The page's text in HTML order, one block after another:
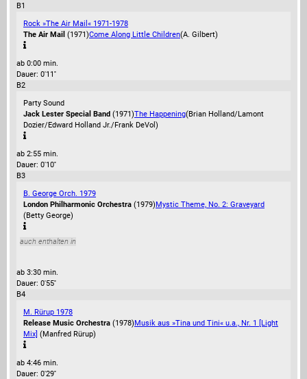
B1
Rock »The Air Mail« 1971-1978
The Air Mail (1971)Come Along Little Children(A. Gilbert)
ab 0:00 min.
Dauer: 0'11''
B2
Party Sound
Jack Lester Special Band (1971)The Happening(Brian Holland/Lamont
Dozier/Edward Holland Jr./Frank DeVol)
ab 2:55 min.
Dauer: 0'10''
B3
B. George Orch. 1979
London Philharmonic Orchestra (1979)Mystic Theme, No. 2: Graveyard
(Betty George)
auch enthalten in
ab 3:30 min.
Dauer: 0'55''
B4
M. Rürup 1978
Release Music Orchestra (1978)Musik aus »Tina und Tini« u.a., Nr. 1 [Light
Mix] (Manfred Rürup)
ab 4:46 min.
Dauer: 0'29''